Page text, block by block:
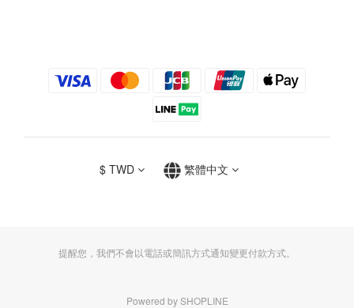
$ TWD 繁體中文
提醒您，我們不會以電話或簡訊方式通知變更付款方式。
Powered by SHOPLINE